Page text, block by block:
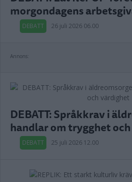
morgondagens
DEBATT 26 juli 2026 06.00
Annons:
DEBATT: Språkkrav i
handlar om trygghet
DEBATT 25 juli 2026 12.00